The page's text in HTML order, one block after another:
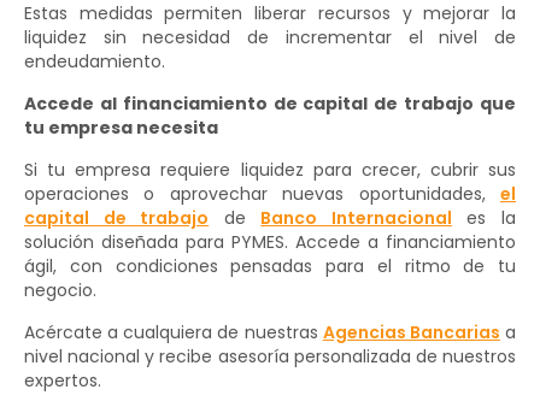
Estas medidas permiten liberar recursos y mejorar la
liquidez sin necesidad de incrementar el nivel de
endeudamiento.
Accede al financiamiento de capital de trabajo que
tu empresa necesita
Si tu empresa requiere liquidez para crecer, cubrir sus
operaciones o aprovechar nuevas oportunidades, el
capital de trabajo de Banco Internacional es la
solución diseñada para PYMES. Accede a financiamiento
ágil, con condiciones pensadas para el ritmo de tu
negocio.
Acércate a cualquiera de nuestras Agencias Bancarias a
nivel nacional y recibe asesoría personalizada de nuestros
expertos.